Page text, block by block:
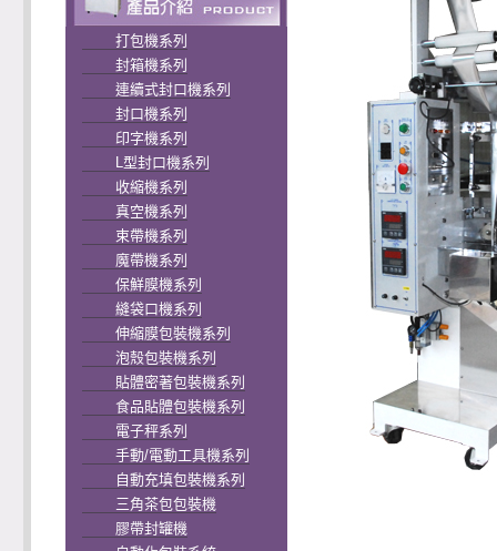
打包機系列
封箱機系列
連續式封口機系列
封口機系列
印字機系列
L型封口機系列
收縮機系列
真空機系列
束帶機系列
魔帶機系列
保鮮膜機系列
縫袋口機系列
伸縮膜包裝機系列
泡殼包裝機系列
貼體密著包裝機系列
食品貼體包裝機系列
電子秤系列
手動/電動工具機系列
自動充填包裝機系列
三角茶包包裝機
膠帶封罐機